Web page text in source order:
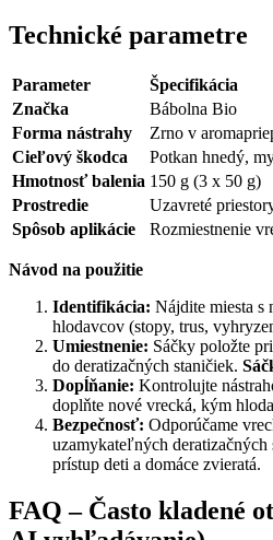
Technické parametre
Parameter
Špecifikácia
Značka
Bábolna Bio
Forma nástrahy
Zrno v
Cieľový škodca
Potkan hnedý,
Hmotnosť balenia 150 g (3 x 50 g)
Prostredie
Uzavreté
Spôsob aplikácie
Rozmiestnenie
Návod na použitie
Identifikácia: Nájdite miesta s
hlodavcov (stopy, trus,
Umiestnenie: Sáčky položte
do deratizačných staničiek.
Dopĺňanie: Kontrolujte
doplňte nové vrecká, kým
Bezpečnosť: Odporúčame
uzamykateľných
prístup deti a domáce zvieratá.
FAQ – Často kladené